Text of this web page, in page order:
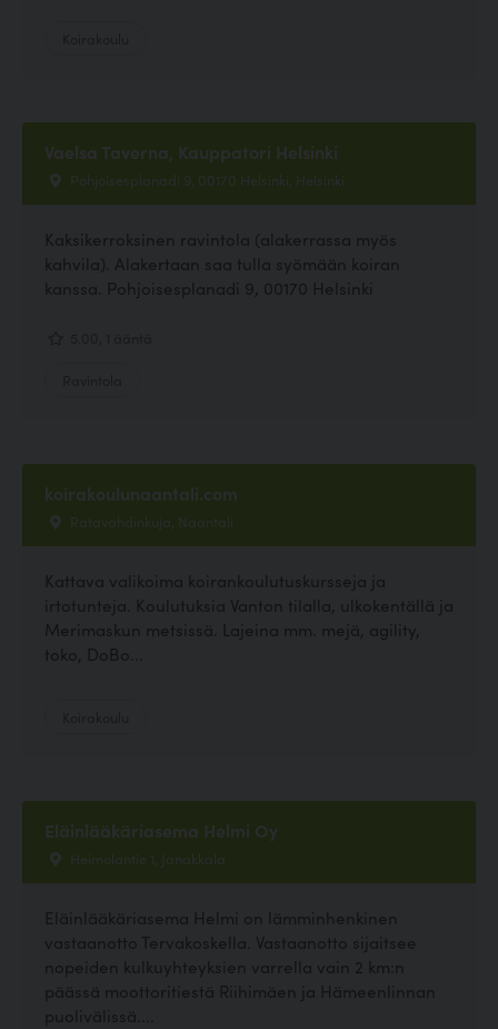
Vaelsa Taverna, Kauppatori Helsinki
Pohjoisesplanadi 9, 00170 Helsinki, Helsinki
Kaksikerroksinen ravintola (alakerrassa myös
kahvila). Alakertaan saa tulla syömään koiran
kanssa. Pohjoisesplanadi 9, 00170 Helsinki
koirakoulunaantali.com
Ratavahdinkuja, Naantali
Kattava valikoima koirankoulutuskursseja ja
irtotunteja. Koulutuksia Vanton tilalla, ulkokentällä ja
Merimaskun metsissä. Lajeina mm. mejä, agility,
toko, DoBo...
Eläinlääkäriasema Helmi Oy
Heimolantie 1, Janakkala
Eläinlääkäriasema Helmi on lämminhenkinen
vastaanotto Tervakoskella. Vastaanotto sijaitsee
nopeiden kulkuyhteyksien varrella vain 2 km:n
päässä moottoritiestä Riihimäen ja Hämeenlinnan
puolivälissä....